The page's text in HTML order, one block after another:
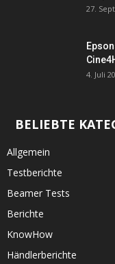
27.
4. Juli
BELIEBTE
Allgemein
Testberichte
Beamer Tests
Berichte
KnowHow
Händlerberichte